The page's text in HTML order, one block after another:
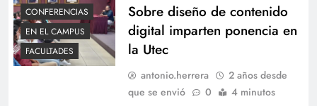
CONFERENCIAS
EN EL CAMPUS
FACULTADES
Sobre diseño de contenido
digital imparten ponencia en
la Utec
antonio.herrera
2 años desde
que se envió
0 4 minutos